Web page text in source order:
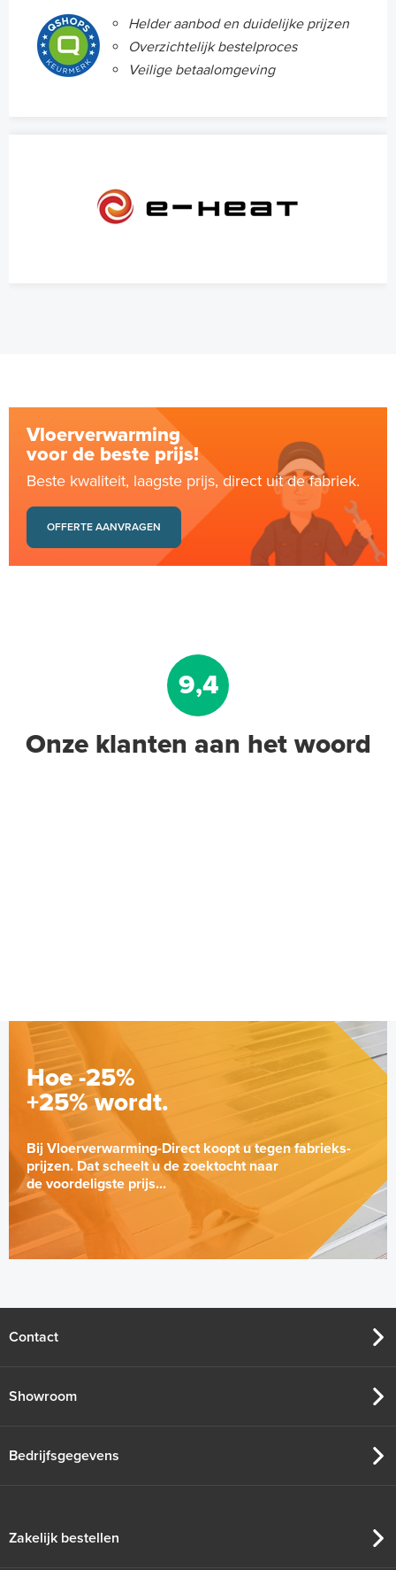
Helder aanbod en duidelijke prijzen
Overzichtelijk bestelproces
Veilige betaalomgeving
Vloerverwarming
voor de beste prijs!
Beste kwaliteit, laagste prijs, direct uit de fabriek.
OFFERTE AANVRAGEN
9,4
Onze klanten aan het woord
Hoe -25%
+25% wordt.
Bij Vloerverwarming-Direct koopt u tegen fabrieks-
prijzen. Dat scheelt u de zoektocht naar
de voordeligste prijs...
Contact
Showroom
Bedrijfsgegevens
Zakelijk bestellen